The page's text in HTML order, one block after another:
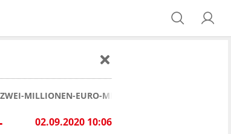
MILLIONEN-EURO-MERCEDES AUS
02.09.2020 10:06